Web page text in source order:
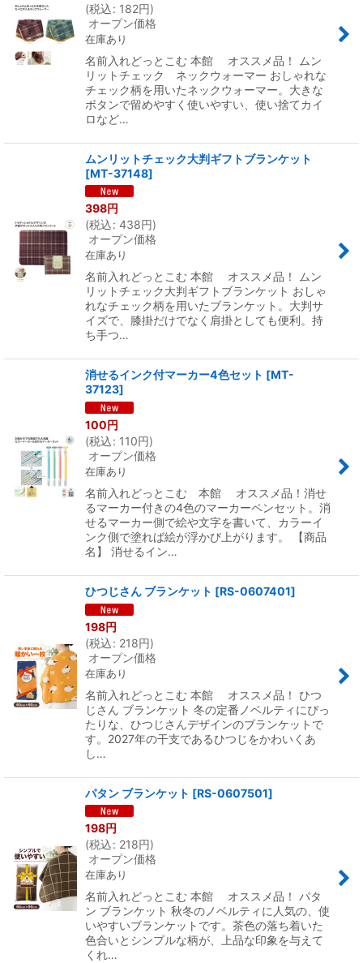
(税込: 182円)
オープン価格
在庫あり
名前入れどっとこむ 本館 オススメ品！ ムン
リットチェック ネックウォーマー おしゃれな
チェック柄を用いたネックウォーマー。大きな
ボタンで留めやすく使いやすい、使い捨てカイ
ロなど…
ムンリットチェック大判ギフトブランケット
[MT-37148]
398円
(税込: 438円)
オープン価格
在庫あり
名前入れどっとこむ 本館 オススメ品！ ムン
リットチェック大判ギフトブランケット おしゃ
れなチェック柄を用いたブランケット。大判サ
イズで、膝掛だけでなく肩掛としても便利。持
ち手つ…
消せるインク付マーカー4色セット [MT-
37123]
100円
(税込: 110円)
オープン価格
在庫あり
名前入れどっとこむ 本館 オススメ品！消せ
るマーカー付きの4色のマーカーペンセット。消
せるマーカー側で絵や文字を書いて、カラーイ
ンク側で塗れば絵が浮かび上がります。 【商品
名】 消せるイン…
ひつじさん ブランケット [RS-0607401]
198円
(税込: 218円)
オープン価格
在庫あり
名前入れどっとこむ 本館 オススメ品！ ひつ
じさん ブランケット 冬の定番ノベルティにぴっ
たりな、ひつじさんデザインのブランケットで
す。2027年の干支であるひつじをかわいくあ
し…
パタン ブランケット [RS-0607501]
198円
(税込: 218円)
オープン価格
在庫あり
名前入れどっとこむ 本館 オススメ品！ パタ
ン ブランケット 秋冬のノベルティに人気の、使
いやすいブランケットです。茶色の落ち着いた
色合いとシンプルな柄が、上品な印象を与えて
くれ…